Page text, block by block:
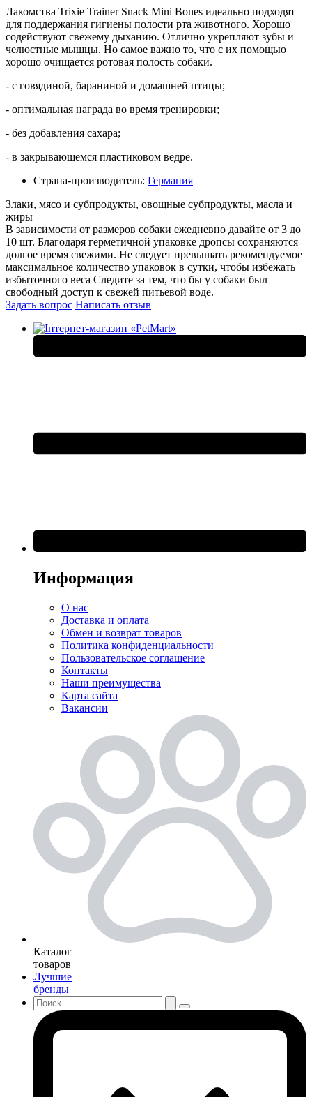
Лакомства Trixie Trainer Snack Mini Bones идеально подходят
для поддержания гигиены полости рта животного. Хорошо
содействуют свежему дыханию. Отлично укрепляют зубы и
челюстные мышцы. Но самое важно то, что с их помощью
хорошо очищается ротовая полость собаки.
- с говядиной, бараниной и домашней птицы;
- оптимальная награда во время тренировки;
- без добавления сахара;
- в закрывающемся пластиковом ведре.
Страна-производитель: Германия
Злаки, мясо и субпродукты, овощные субпродукты, масла и
жиры
В зависимости от размеров собаки ежедневно давайте от 3 до
10 шт. Благодаря герметичной упаковке дропсы сохраняются
долгое время свежими. Не следует превышать рекомендуемое
максимальное количество упаковок в сутки, чтобы избежать
избыточного веса Следите за тем, что бы у собаки был
свободный доступ к свежей питьевой воде.
Задать вопрос Написать отзыв
Информация
О нас
Доставка и оплата
Обмен и возврат товаров
Политика конфиденциальности
Пользовательское соглашение
Контакты
Наши преимущества
Карта сайта
Вакансии
Каталог
товаров
Лучшие
бренды